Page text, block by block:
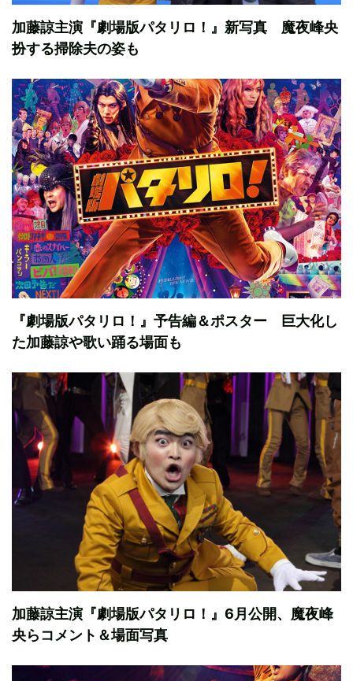
加藤諒主演『劇場版パタリロ！』新写真 魔夜峰央
扮する掃除夫の姿も
『劇場版パタリロ！』予告編＆ポスター 巨大化し
た加藤諒や歌い踊る場面も
加藤諒主演『劇場版パタリロ！』6月公開、魔夜峰
央らコメント＆場面写真